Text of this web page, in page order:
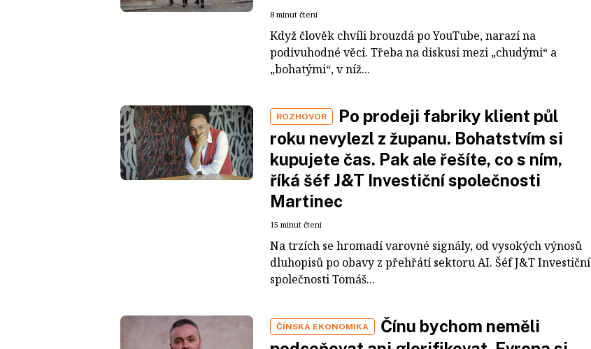
8 minut čtení
Když člověk chvíli brouzdá po YouTube, narazí na
podivuhodné věci. Třeba na diskusi mezi „chudými“ a
„bohatými“, v níž...
ROZHOVOR
Po prodeji fabriky klient půl
roku nevylezl z županu. Bohatstvím si
kupujete čas. Pak ale řešíte, co s ním,
říká šéf J&T Investiční společnosti
Martinec
15 minut čtení
Na trzích se hromadí varovné signály, od vysokých výnosů
dluhopisů po obavy z přehřátí sektoru AI. Šéf J&T Investiční
společnosti Tomáš...
ČÍNSKÁ EKONOMIKA
Čínu bychom neměli